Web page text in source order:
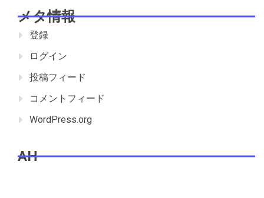
メタ情報
登録
ログイン
投稿フィード
コメントフィード
WordPress.org
AH